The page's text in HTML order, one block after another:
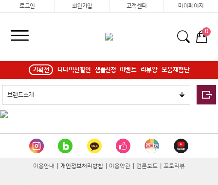
로그인 회원가입 고객센터 마이페이지
0
기획전 다다익선할인 샘플신청 이벤트 리뷰왕 모움체험단
이용안내 개인정보처리방침 이용약관 언론보도 포토리뷰